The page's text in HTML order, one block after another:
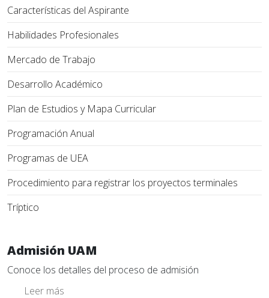
Características del Aspirante
Habilidades Profesionales
Mercado de Trabajo
Desarrollo Académico
Plan de Estudios y Mapa Curricular
Programación Anual
Programas de UEA
Procedimiento para registrar los proyectos terminales
Tríptico
Admisión UAM
Conoce los detalles del proceso de admisión
Leer más